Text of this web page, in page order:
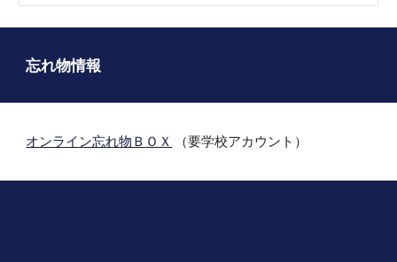
忘れ物情報
オンライン忘れ物ＢＯＸ （要学校アカウント）